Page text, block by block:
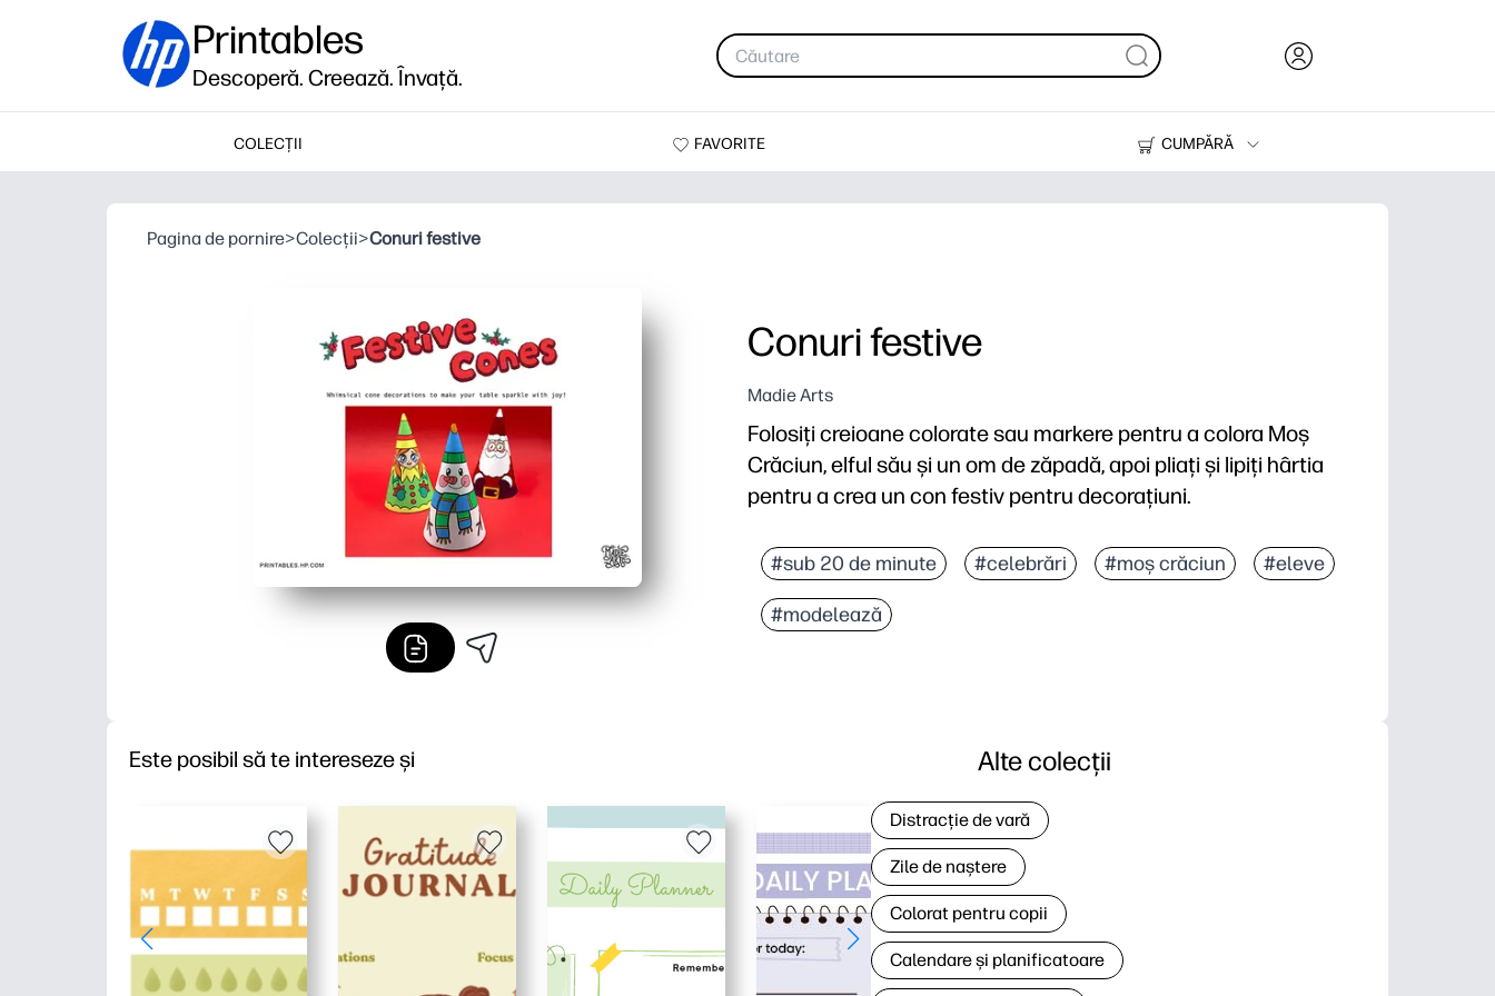
Printables
Descoperă. Creează. Învață.
COLECȚII FAVORITE
CUMPĂRĂ
Imprimante
Pagina de pornire>Colecții>Conuri festive
Conuri festive
Madie Arts
Folosiți creioane colorate sau markere pentru a colora Moș
Crăciun, elful său și un om de zăpadă, apoi pliați și lipiți hârtia
pentru a crea un con festiv pentru decorațiuni.
#sub 20 de minute #celebrări #moș crăciun #eleve
#modelează
Este posibil să te intereseze și Alte colecții
Distracție de vară
Zile de naștere
Colorat pentru copii
Calendare și planificatoare